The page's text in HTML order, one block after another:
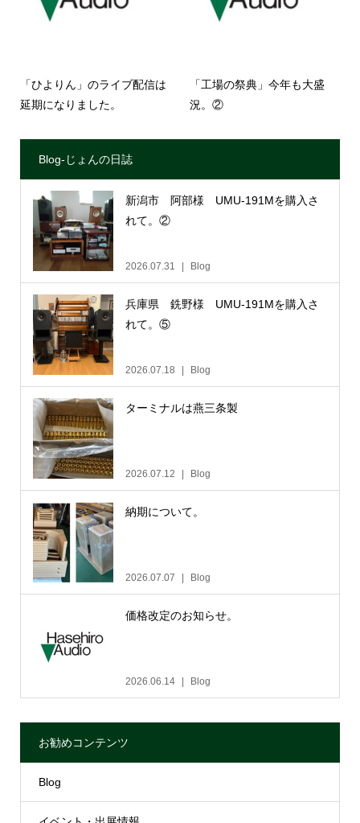
「ひよりん」のライブ配信は
延期になりました。
「工場の祭典」今年も大盛
況。②
Blog-じょんの日誌
新潟市 阿部様 UMU-191Mを購入さ
れて。②
2026.07.31 Blog
兵庫県 銑野様 UMU-191Mを購入さ
れて。⑤
2026.07.18 Blog
ターミナルは燕三条製
2026.07.12 Blog
納期について。
2026.07.07 Blog
価格改定のお知らせ。
2026.06.14 Blog
お勧めコンテンツ
Blog